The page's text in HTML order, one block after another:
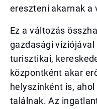
ereszteni akarnak a
Ez a változás
gazdasági
turisztikai,
központként akar
helyszínként is,
találnak. Az